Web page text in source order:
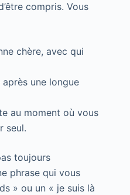
compris. Vous
chère, avec qui
une longue
au moment où vous
seul.
toujours
phrase qui vous
» ou un « je suis là